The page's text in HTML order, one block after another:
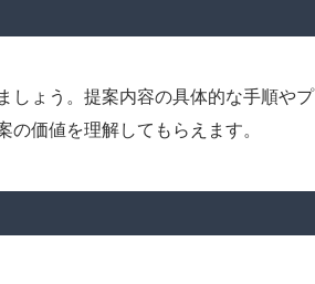
しょう。提案内容の具体的な手順やプ
価値を理解してもらえます。